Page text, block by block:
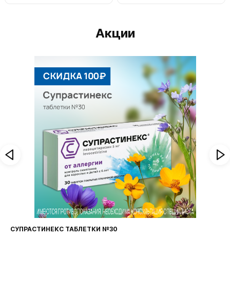
Акции
СУПРАСТИНЕКС ТАБЛЕТКИ №30